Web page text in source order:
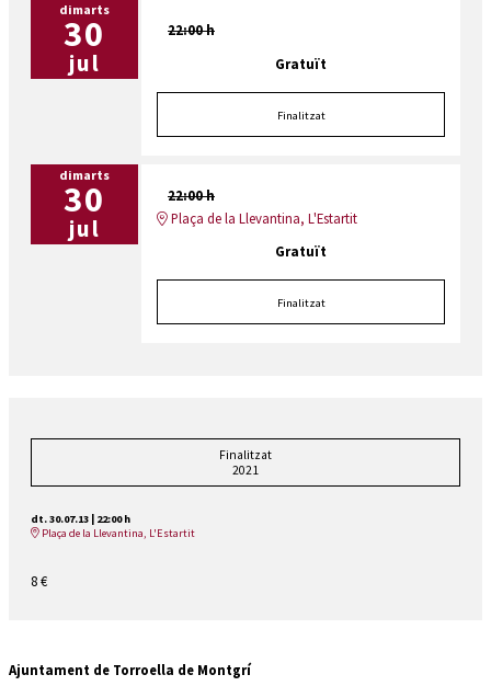
dimarts
30
jul
22:00 h
Gratuït
Finalitzat
dimarts
30
jul
22:00 h
Plaça de la Llevantina, L'Estartit
Gratuït
Finalitzat
Finalitzat
2021
dt. 30.07.13
22:00 h
Plaça de la Llevantina, L'Estartit
8 €
Ajuntament de Torroella de Montgrí